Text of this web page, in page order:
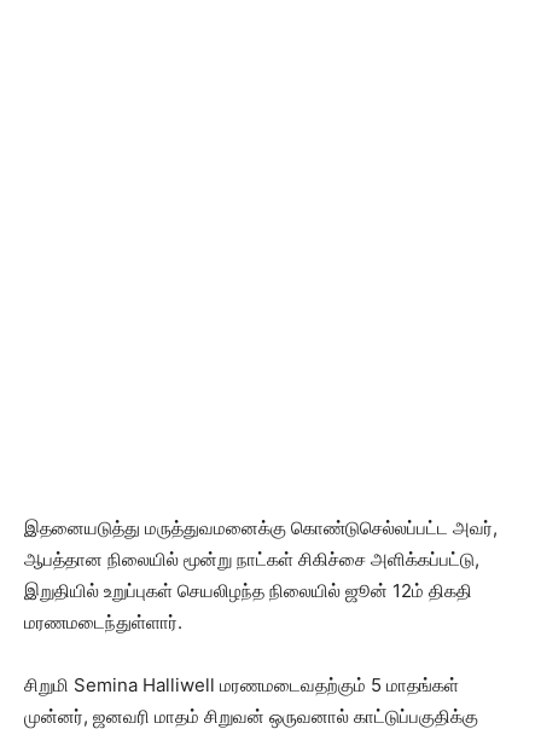
இதனையடுத்து மருத்துவமனைக்கு கொண்டுசெல்லப்பட்ட அவர்,
ஆபத்தான நிலையில் மூன்று நாட்கள் சிகிச்சை அளிக்கப்பட்டு,
இறுதியில் உறுப்புகள் செயலிழந்த நிலையில் ஜூன் 12ம் திகதி
மரணமடைந்துள்ளார்.
சிறுமி Semina Halliwell மரணமடைவதற்கும் 5 மாதங்கள்
முன்னர், ஜனவரி மாதம் சிறுவன் ஒருவனால் காட்டுப்பகுதிக்கு